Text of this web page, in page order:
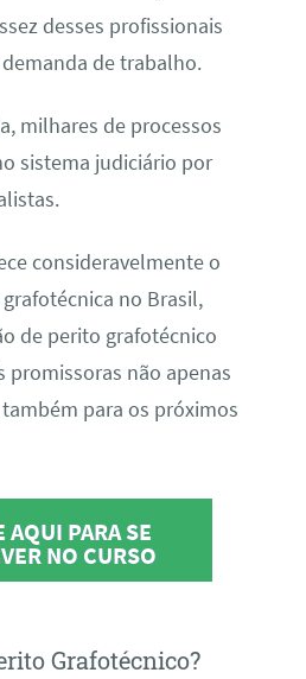
desses profissionais
de trabalho.
milhares de processos
sistema judiciário por
consideravelmente o
no Brasil,
de perito grafotécnico
promissoras não apenas
para os próximos
AQUI PARA SE
NO CURSO
Grafotécnico?